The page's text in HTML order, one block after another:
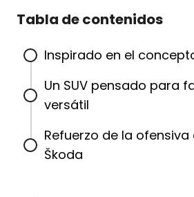
Tabla de contenidos
Inspirado en el
Un SUV pensado para
versátil
Refuerzo de la
Škoda